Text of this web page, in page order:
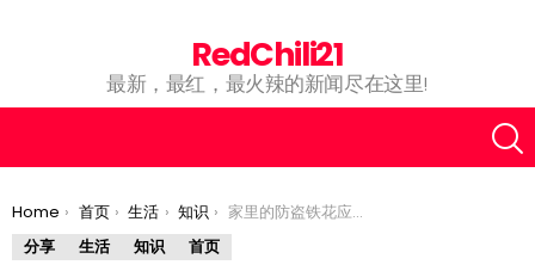
RedChili21
最新，最红，最火辣的新闻尽在这里!
You are here:
Home 首页 生活 知识
家里的防盗铁花应该装在户内还是户外呢？装屋内会奇怪吗？！
分享
生活 知识 首页